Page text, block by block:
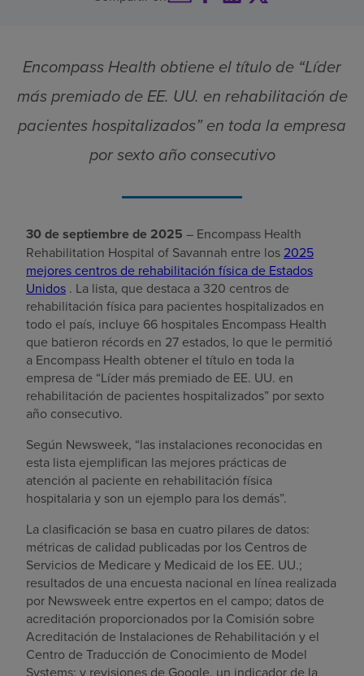
Encompass Health obtiene el título de “Líder
más premiado de EE. UU. en rehabilitación de
pacientes hospitalizados” en toda la empresa
por sexto año consecutivo
30 de septiembre de 2025 – Encompass Health
Rehabilitation Hospital of Savannah entre los 2025
mejores centros de rehabilitación física de Estados
Unidos . La lista, que destaca a 320 centros de
rehabilitación física para pacientes hospitalizados en
todo el país, incluye 66 hospitales Encompass Health
que batieron récords en 27 estados, lo que le permitió
a Encompass Health obtener el título en toda la
empresa de “Líder más premiado de EE. UU. en
rehabilitación de pacientes hospitalizados” por sexto
año consecutivo.
Según Newsweek, “las instalaciones reconocidas en
esta lista ejemplifican las mejores prácticas de
atención al paciente en rehabilitación física
hospitalaria y son un ejemplo para los demás”.
La clasificación se basa en cuatro pilares de datos:
métricas de calidad publicadas por los Centros de
Servicios de Medicare y Medicaid de los EE. UU.;
resultados de una encuesta nacional en línea realizada
por Newsweek entre expertos en el campo; datos de
acreditación proporcionados por la Comisión sobre
Acreditación de Instalaciones de Rehabilitación y el
Centro de Traducción de Conocimiento de Model
Systems; y revisiones de Google, un indicador de la